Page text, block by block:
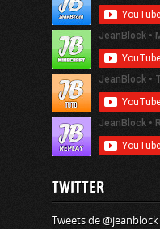
TWITTER
Tweets de @jeanblock